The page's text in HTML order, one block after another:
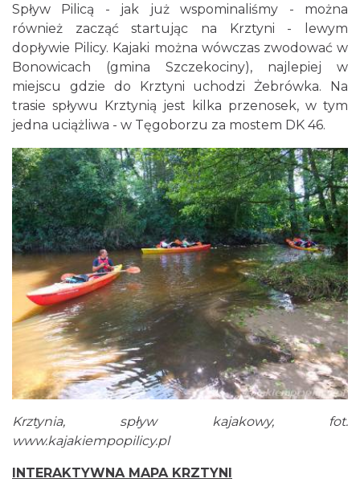
Spływ Pilicą - jak już wspominaliśmy - można
również zacząć startując na Krztyni - lewym
dopływie Pilicy. Kajaki można wówczas zwodować w
Bonowicach (gmina Szczekociny), najlepiej w
miejscu gdzie do Krztyni uchodzi Żebrówka. Na
trasie spływu Krztynią jest kilka przenosek, w tym
jedna uciążliwa - w Tęgoborzu za mostem DK 46.
Krztynia, spływ kajakowy, fot.
www.kajakiempopilicy.pl
INTERAKTYWNA MAPA KRZTYNI